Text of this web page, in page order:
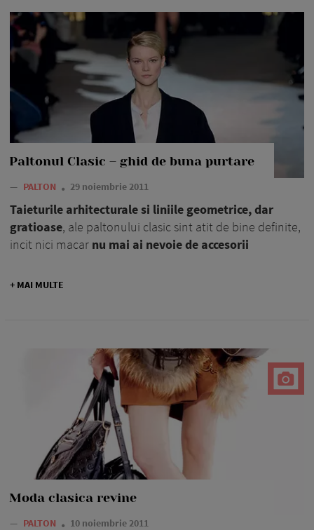
Paltonul Clasic – ghid de buna purtare
— PALTON 29 noiembrie 2011
Taieturile arhitecturale si liniile geometrice, dar
gratioase, ale paltonului clasic sint atit de bine definite,
incit nici macar nu mai ai nevoie de accesorii
+ MAI MULTE
Moda clasica revine
— PALTON 10 noiembrie 2011